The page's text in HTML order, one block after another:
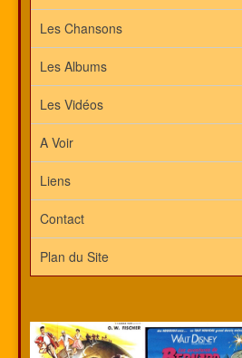
Les Chansons
Les Albums
Les Vidéos
A Voir
Liens
Contact
Plan du Site